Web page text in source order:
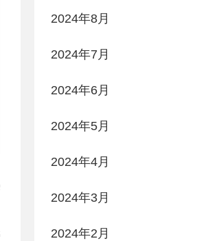
2024年8月
2024年7月
2024年6月
2024年5月
2024年4月
2024年3月
2024年2月